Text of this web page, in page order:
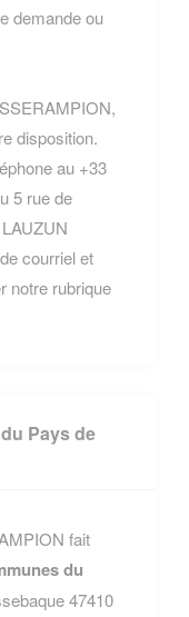
demande ou
disposition.
au +33
5 rue de
courriel et
notre rubrique
Pays de
fait
du
47410